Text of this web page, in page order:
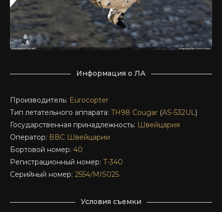
Информация о ЛА
Производитель: Eurocopter
Тип летательного аппарата: TH98 Cougar (AS-532UL)
Государственная принадлежность: Швейцария
Оператор: ВВС Швейцарии
Бортовой номер: 40
Регистрационный номер: T-340
Серийный номер: 2554/MIS025
Условия съемки